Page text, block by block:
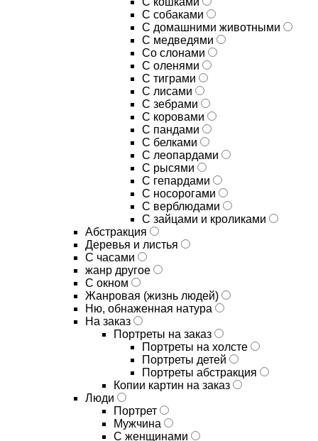
С собаками
С домашними животными
С медведями
Со слонами
С оленями
С тиграми
С лисами
С зебрами
С коровами
С пандами
С белками
С леопардами
С рысями
С гепардами
С носорогами
С верблюдами
С зайцами и кроликами
Абстракция
Деревья и листья
С часами
жанр другое
С окном
Жанровая (жизнь людей)
Ню, обнаженная натура
На заказ
Портреты на заказ
Портреты на холсте
Портреты детей
Портреты абстракция
Копии картин на заказ
Люди
Портрет
Мужчина
С женщинами